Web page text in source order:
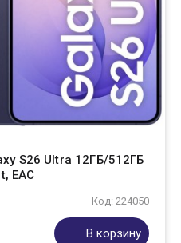
S26 Ultra 12ГБ/512ГБ
EAC
Код: 224050
В корзину